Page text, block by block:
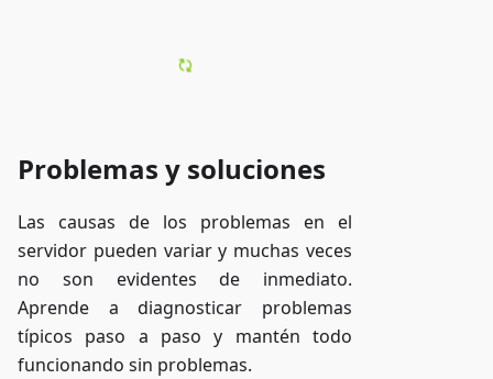
Problemas y soluciones
Las causas de los problemas en el
servidor pueden variar y muchas veces
no son evidentes de inmediato.
Aprende a diagnosticar problemas
típicos paso a paso y mantén todo
funcionando sin problemas.